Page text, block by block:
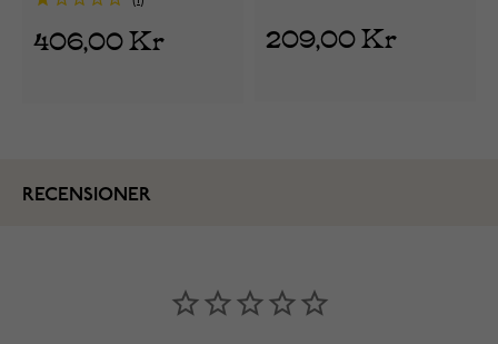
406,00 Kr 209,00 Kr
RECENSIONER